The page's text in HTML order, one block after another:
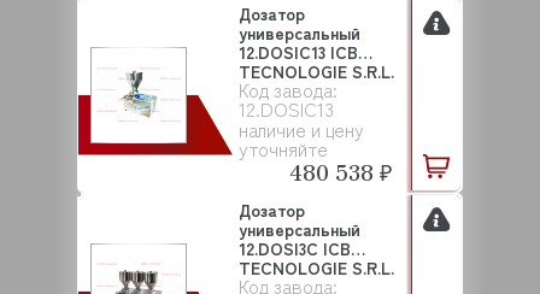
Код завода:
12.DOSIC13
наличие и цену
уточняйте
Дозатор
универсальный
12.DOSIC13 ICB
TECNOLOGIE S.R.L.
480 538 ₽
Код завода:
Дозатор
универсальный
12.DOSI3C ICB
TECNOLOGIE S.R.L.